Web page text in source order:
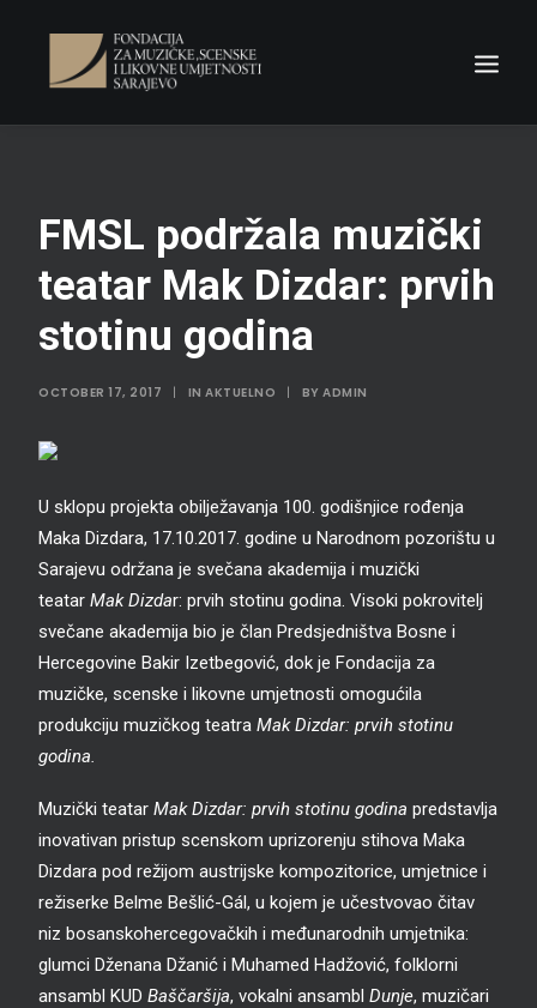
Fondacija
Novosti
Konkursi
Kontakt
FMSL podržala muzički
teatar Mak Dizdar: prvih
stotinu godina
OCTOBER 17, 2017 | IN AKTUELNO | BY ADMIN
U sklopu projekta obilježavanja 100. godišnjice rođenja
Maka Dizdara, 17.10.2017. godine u Narodnom pozorištu u
Sarajevu održana je svečana akademija i muzički
teatar Mak Dizdar: prvih stotinu godina. Visoki pokrovitelj
svečane akademija bio je član Predsjedništva Bosne i
Hercegovine Bakir Izetbegović, dok je Fondacija za
muzičke, scenske i likovne umjetnosti omogućila
produkciju muzičkog teatra Mak Dizdar: prvih stotinu
godina.
Muzički teatar Mak Dizdar: prvih stotinu godina predstavlja
inovativan pristup scenskom uprizorenju stihova Maka
Dizdara pod režijom austrijske kompozitorice, umjetnice i
režiserke Belme Bešlić-Gál, u kojem je učestvovao čitav
niz bosanskohercegovačkih i međunarodnih umjetnika:
glumci Dženana Džanić i Muhamed Hadžović, folklorni
ansambl KUD Baščaršija, vokalni ansambl Dunje, muzičari